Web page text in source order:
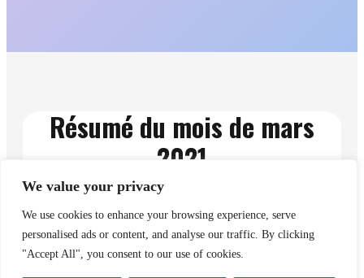
We value your privacy
We use cookies to enhance your browsing experience, serve
personalised ads or content, and analyse our traffic. By clicking
"Accept All", you consent to our use of cookies.
Résumé du mois de mars
2021